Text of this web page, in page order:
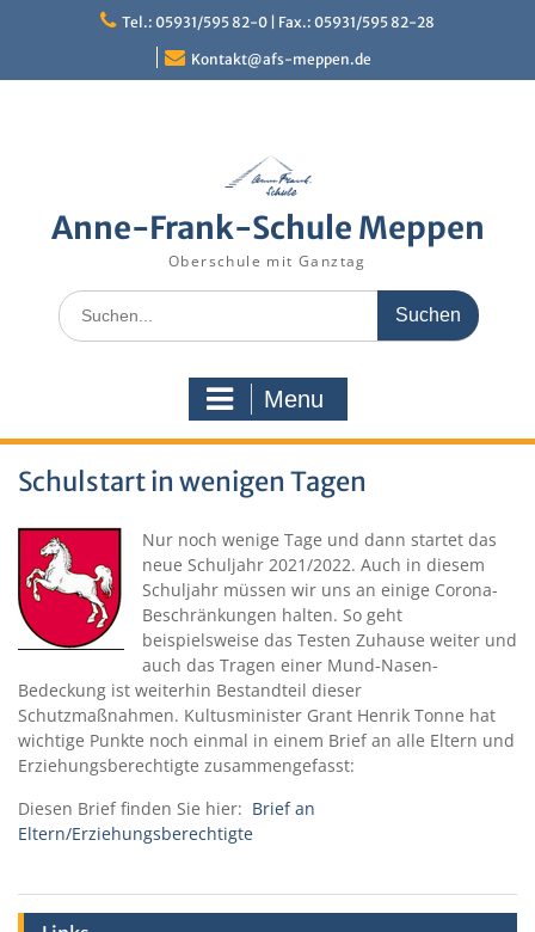
Tel.: 05931/595 82-0 | Fax.: 05931/595 82-28
Kontakt@afs-meppen.de
Anne-Frank-Schule Meppen
Oberschule mit Ganztag
Search
for:
Menu
Schulstart in wenigen Tagen
Nur noch wenige Tage und dann startet das
neue Schuljahr 2021/2022. Auch in diesem
Schuljahr müssen wir uns an einige Corona-
Beschränkungen halten. So geht
beispielsweise das Testen Zuhause weiter und
auch das Tragen einer Mund-Nasen-
Bedeckung ist weiterhin Bestandteil dieser
Schutzmaßnahmen. Kultusminister Grant Henrik Tonne hat
wichtige Punkte noch einmal in einem Brief an alle Eltern und
Erziehungsberechtigte zusammengefasst:
Diesen Brief finden Sie hier: Brief an
Eltern/Erziehungsberechtigte